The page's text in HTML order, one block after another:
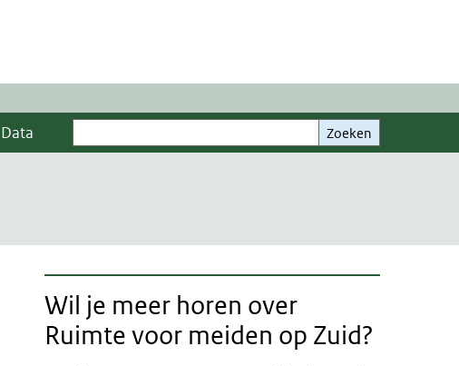
Data
Zoeken
Zoeken
Wil je meer horen over
Ruimte voor meiden op Zuid?